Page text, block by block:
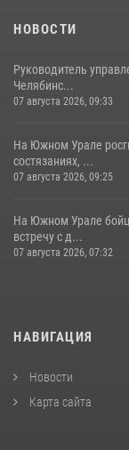
НОВОСТИ
Руководитель
Челябинс...
07 августа 2026, 09:33
На Южном Урале
состязаниях, ...
07 августа 2026, 09:25
На Южном Урале
встречу с д...
07 августа 2026, 07:32
НАВИГАЦИЯ
Новости
Карта сайта